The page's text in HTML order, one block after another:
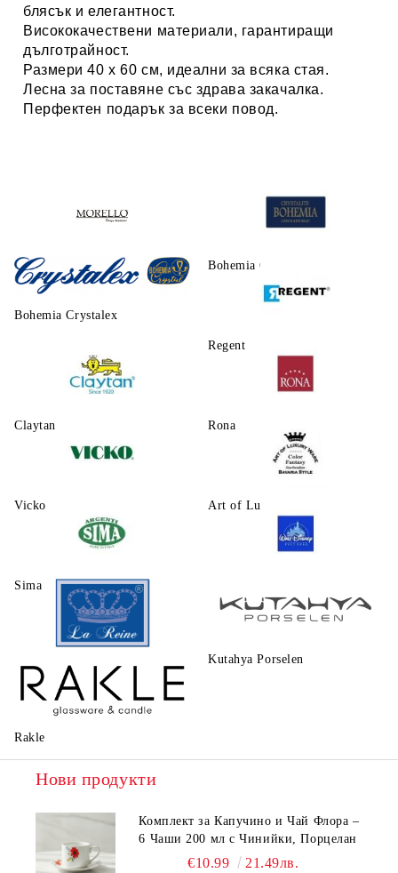
блясък и елегантност.
Висококачествени материали, гарантиращи
дълготрайност.
Размери 40 х 60 см, идеални за всяка стая.
Лесна за поставяне със здрава закачалка.
Перфектен подарък за всеки повод.
Morello Bohemia Crystalite
Bohemia Crystalex
Regent
Claytаn Rona
Vicko Art of Luxury Ware
Sima
La Reine Kutahya Porselen
Rakle
Нови продукти
Комплект за Капучино и Чай Флора –
6 Чаши 200 мл с Чинийки, Порцелан
€10.99 21.49лв.